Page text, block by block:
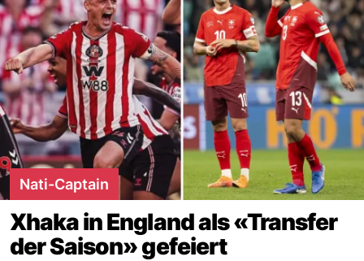
Nati-Captain
Xhaka in England als «Transfer
der Saison» gefeiert